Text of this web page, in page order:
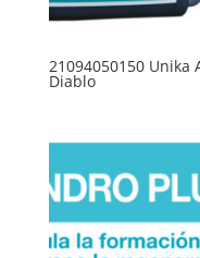
21094050150
Diablo